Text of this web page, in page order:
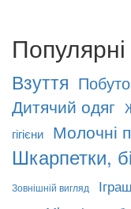
Взуття
Дитячий одяг
гігієни
Молочні
Шкарпетки,
Зовнішній вигляд